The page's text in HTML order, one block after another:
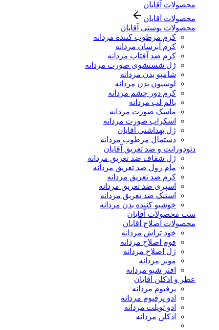
محصولات آقایان
محصولات آقایان
محصولات پوستی آقایان
کرم مرطوب کننده مردانه
کرم آبرسان مردانه
کرم ضد آفتاب مردانه
ژل شستشوی صورت مردانه
شامپو بدن مردانه
لوسیون بدن مردانه
کرم دور چشم مردانه
بالم لب مردانه
ماسک صورت مردانه
اسکراب صورت مردانه
ژل بهداشتی آقایان
دستمال مرطوب مردانه
دئودورانت و ضد تعریق آقایان
ژل شفاف ضد تعریق مردانه
مام رول ضد تعریق مردانه
کرم ضد تعریق مردانه
اسپری ضد تعریق مردانه
استیک ضد تعریق مردانه
خوشبو کننده بدن مردانه
ست محصولات آقایان
محصولات اصلاح آقایان
خود تراش مردانه
فوم اصلاح مردانه
ژل اصلاح مردانه
موبر مردانه
افتر شیو مردانه
عطر و ادکلن آقایان
پرفیوم مردانه
ادو پرفیوم مردانه
ادو تویلت مردانه
ادکلن مردانه